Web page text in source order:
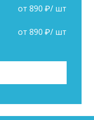
от 890 ₽/ шт
от 890 ₽/ шт